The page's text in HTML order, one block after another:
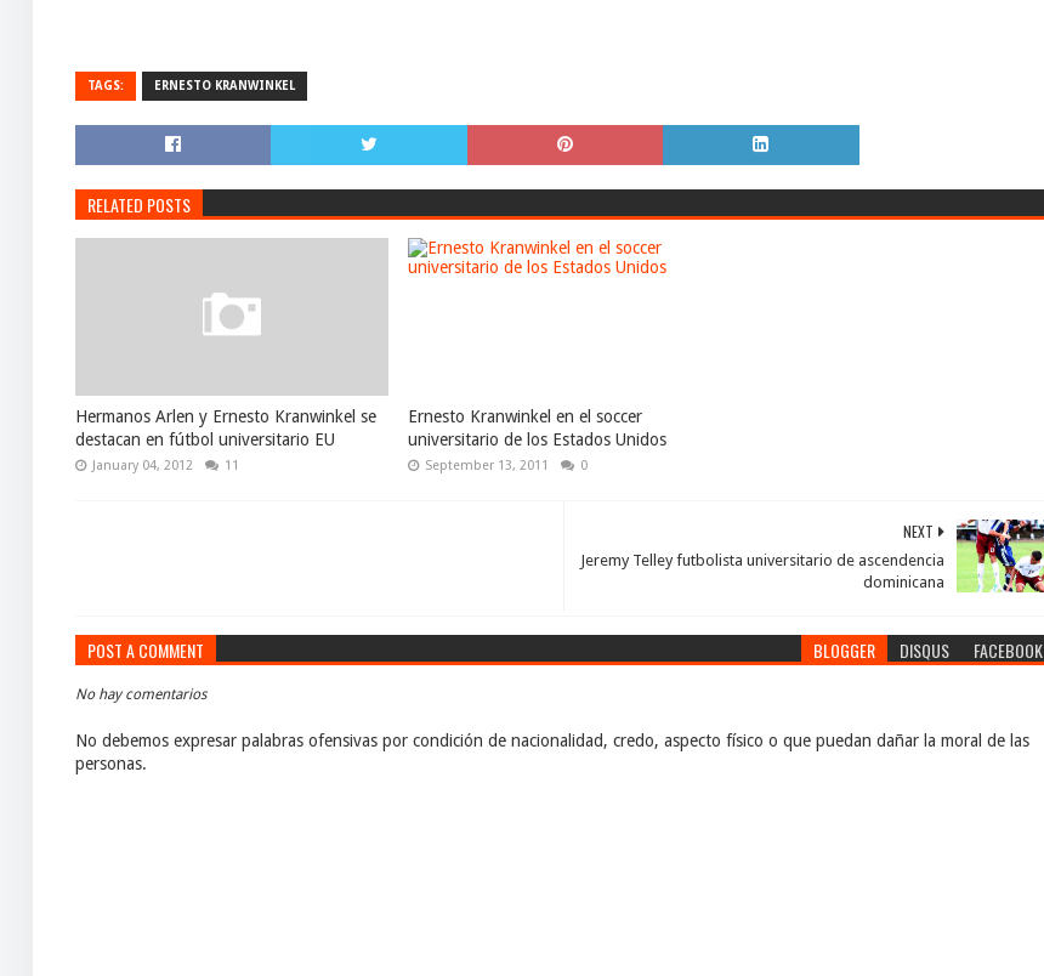
TAGS: ERNESTO KRANWINKEL
RELATED POSTS
Hermanos Arlen y Ernesto Kranwinkel se
destacan en fútbol universitario EU
January 04, 2012 11
Ernesto Kranwinkel en el soccer
universitario de los Estados Unidos
September 13, 2011 0
NEXT
Jeremy Telley futbolista universitario de ascendencia
dominicana
POST A COMMENT BLOGGER DISQUS FACEBOOK
No hay comentarios
No debemos expresar palabras ofensivas por condición de nacionalidad, credo, aspecto físico o que puedan dañar la moral de las
personas.